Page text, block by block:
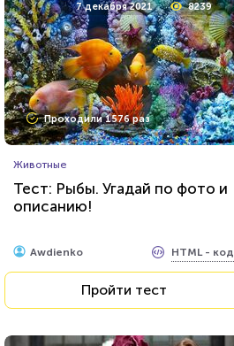
7 декабря 2021 8239
Проходили 1576 раз
Животные
Тест: Рыбы. Угадай по фото и
описанию!
Awdienko HTML - код
Пройти тест